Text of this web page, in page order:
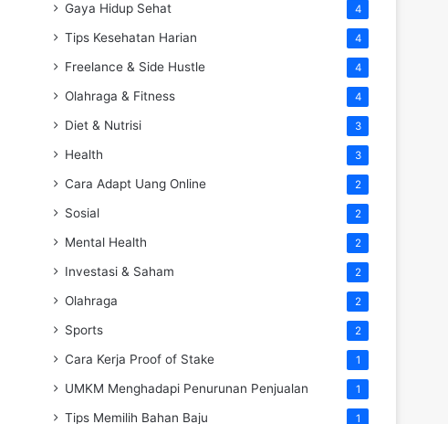
Gaya Hidup Sehat 4
Tips Kesehatan Harian 4
Freelance & Side Hustle 4
Olahraga & Fitness 4
Diet & Nutrisi 3
Health 3
Cara Adapt Uang Online 2
Sosial 2
Mental Health 2
Investasi & Saham 2
Olahraga 2
Sports 2
Cara Kerja Proof of Stake 1
UMKM Menghadapi Penurunan Penjualan 1
Tips Memilih Bahan Baju 1